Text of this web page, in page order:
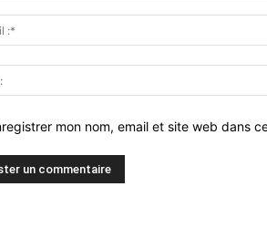
mon nom, email et site web dans